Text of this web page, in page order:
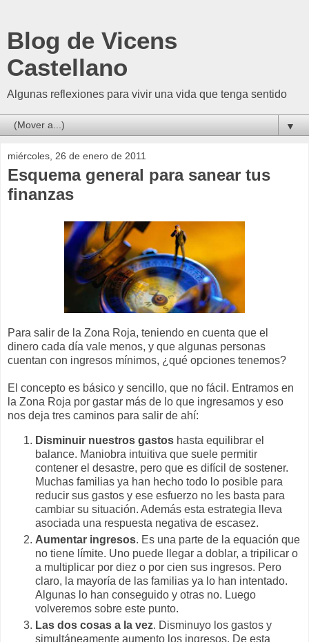
Blog de Vicens
Castellano
Algunas reflexiones para vivir una vida que tenga sentido
▼
miércoles, 26 de enero de 2011
Esquema general para sanear tus
finanzas
Para salir de la Zona Roja, teniendo en cuenta que el
dinero cada día vale menos, y que algunas personas
cuentan con ingresos mínimos, ¿qué opciones tenemos?
El concepto es básico y sencillo, que no fácil. Entramos en
la Zona Roja por gastar más de lo que ingresamos y eso
nos deja tres caminos para salir de ahí:
Disminuir nuestros gastos hasta equilibrar el
balance. Maniobra intuitiva que suele permitir
contener el desastre, pero que es difícil de sostener.
Muchas familias ya han hecho todo lo posible para
reducir sus gastos y ese esfuerzo no les basta para
cambiar su situación. Además esta estrategia lleva
asociada una respuesta negativa de escasez.
Aumentar ingresos. Es una parte de la equación que
no tiene límite. Uno puede llegar a doblar, a tripilicar o
a multiplicar por diez o por cien sus ingresos. Pero
claro, la mayoría de las familias ya lo han intentado.
Algunas lo han conseguido y otras no. Luego
volveremos sobre este punto.
Las dos cosas a la vez. Disminuyo los gastos y
simultáneamente aumento los ingresos. De esta